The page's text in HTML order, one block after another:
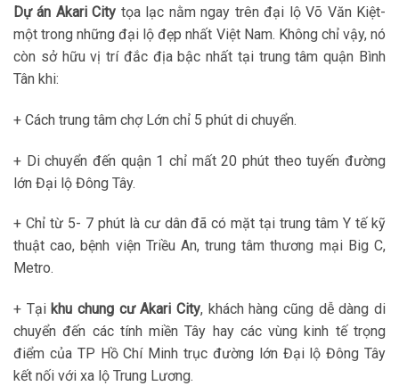
Dự án Akari City tọa lạc nằm ngay trên đại lộ Võ Văn Kiệt-
một trong những đại lộ đẹp nhất Việt Nam. Không chỉ vậy, nó
còn sở hữu vị trí đắc địa bậc nhất tại trung tâm quận Bình
Tân khi:
+ Cách trung tâm chợ Lớn chỉ 5 phút di chuyển.
+ Di chuyển đến quận 1 chỉ mất 20 phút theo tuyến đường
lớn Đại lộ Đông Tây.
+ Chỉ từ 5- 7 phút là cư dân đã có mặt tại trung tâm Y tế kỹ
thuật cao, bệnh viện Triều An, trung tâm thương mại Big C,
Metro.
+ Tại khu chung cư Akari City, khách hàng cũng dễ dàng di
chuyển đến các tính miền Tây hay các vùng kinh tế trọng
điểm của TP Hồ Chí Minh trục đường lớn Đại lộ Đông Tây
kết nối với xa lộ Trung Lương.